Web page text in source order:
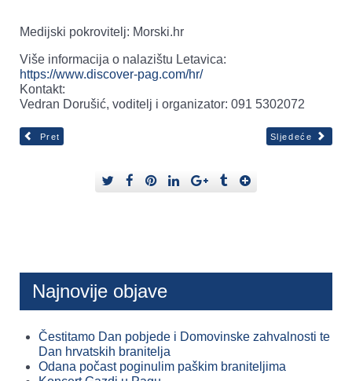
Medijski pokrovitelj: Morski.hr
Više informacija o nalazištu Letavica:
https://www.discover-pag.com/hr/
Kontakt:
Vedran Dorušić, voditelj i organizator: 091 5302072
Pret Sljedeće
Najnovije objave
Čestitamo Dan pobjede i Domovinske zahvalnosti te
Dan hrvatskih branitelja
Odana počast poginulim paškim braniteljima